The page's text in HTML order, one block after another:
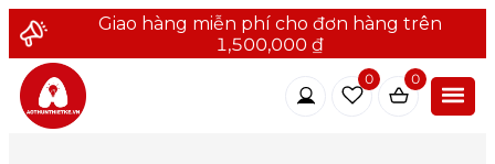
Giao hàng miễn phí cho đơn hàng trên
1,500,000 ₫
0 0